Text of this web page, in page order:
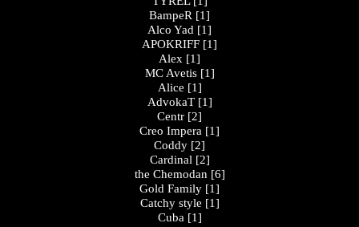
BampeR [1]
Alco Yad [1]
APOKRIFF [1]
Alex [1]
MC Avetis [1]
Alice [1]
AdvokaT [1]
Centr [2]
Creo Impera [1]
Coddy [2]
Cardinal [2]
the Chemodan [6]
Gold Family [1]
Catchy style [1]
Cuba [1]